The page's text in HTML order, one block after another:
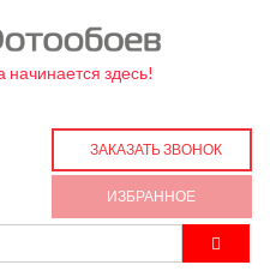
здесь!
ЗАКАЗАТЬ ЗВОНОК
ИЗБРАННОЕ